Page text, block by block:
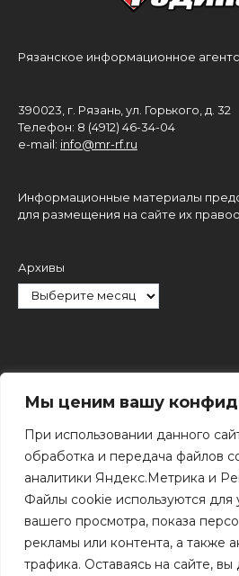
Мы ценим вашу
При использовании данного
обработка и передача файлов
аналитики Яндекс.Метрика и
Файлы cookie используются для
вашего просмотра, показа
рекламы или контента, а также
трафика. Оставаясь на сайте, вы
Рязанское информационное
390023, г. Рязань, ул. Горького, д. 32
Телефон: 8 (4912) 46-34-04
e-mail: info@mr-rf.ru
Информационные материалы
для размещения на сайте их
Архивы